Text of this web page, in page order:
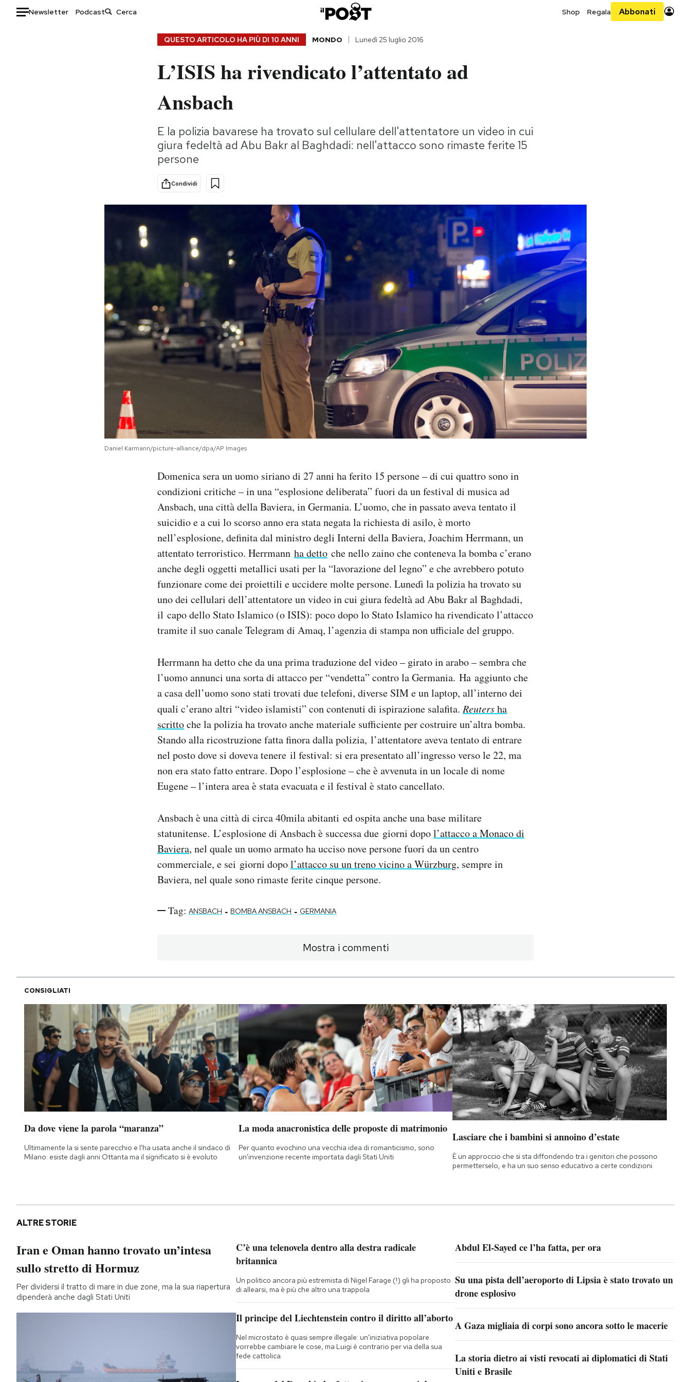
Newsletter Podcast Shop Regala Abbonati
Storie/Idee
Ok Boomer!
Altrecose
Mondiali calcio 2026
QUESTO ARTICOLO HA PIÙ DI 10 ANNI MONDO Lunedì 25 luglio 2016
L’ISIS ha rivendicato l’attentato ad
Ansbach
E la polizia bavarese ha trovato sul cellulare dell'attentatore un video in cui
giura fedeltà ad Abu Bakr al Baghdadi: nell'attacco sono rimaste ferite 15
persone
Condividi
Daniel Karmann/picture-alliance/dpa/AP Images
Domenica sera un uomo siriano di 27 anni ha ferito 15 persone – di cui quattro sono in
condizioni critiche – in una “esplosione deliberata” fuori da un festival di musica ad
Ansbach, una città della Baviera, in Germania. L’uomo, che in passato aveva tentato il
suicidio e a cui lo scorso anno era stata negata la richiesta di asilo, è morto
nell’esplosione, definita dal ministro degli Interni della Baviera, Joachim Herrmann, un
attentato terroristico. Herrmann ha detto che nello zaino che conteneva la bomba c’erano
anche degli oggetti metallici usati per la “lavorazione del legno” e che avrebbero potuto
funzionare come dei proiettili e uccidere molte persone. Lunedì la polizia ha trovato su
uno dei cellulari dell’attentatore un video in cui giura fedeltà ad Abu Bakr al Baghdadi,
il capo dello Stato Islamico (o ISIS): poco dopo lo Stato Islamico ha rivendicato l’attacco
tramite il suo canale Telegram di Amaq, l’agenzia di stampa non ufficiale del gruppo.
Herrmann ha detto che da una prima traduzione del video – girato in arabo – sembra che
l’uomo annunci una sorta di attacco per “vendetta” contro la Germania. Ha aggiunto che
a casa dell’uomo sono stati trovati due telefoni, diverse SIM e un laptop, all’interno dei
quali c’erano altri “video islamisti” con contenuti di ispirazione salafita. Reutersha
scrittoche la polizia ha trovato anche materiale sufficiente per costruire un’altra bomba.
Stando alla ricostruzione fatta finora dalla polizia, l’attentatore aveva tentato di entrare
nel posto dove si doveva tenere il festival: si era presentato all’ingresso verso le 22, ma
non era stato fatto entrare. Dopo l’esplosione – che è avvenuta in un locale di nome
Eugene – l’intera area è stata evacuata e il festival è stato cancellato.
Ansbach è una città di circa 40mila abitanti ed ospita anche una base militare
statunitense. L’esplosione di Ansbach è successa due giorni dopol’attacco a Monaco di
Baviera, nel quale un uomo armato ha ucciso nove persone fuori da un centro
commerciale, e sei giorni dopol’attacco su un treno vicino a Würzburg, sempre in
Baviera, nel quale sono rimaste ferite cinque persone.
Tag: ANSBACH - BOMBA ANSBACH - GERMANIA
Mostra i commenti
CONSIGLIATI
Da dove viene la parola “maranza”
Ultimamente la si sente parecchio e l'ha usata anche il sindaco di
Milano: esiste dagli anni Ottanta ma il significato si è evoluto
La moda anacronistica delle proposte di matrimonio
Per quanto evochino una vecchia idea di romanticismo, sono
un'invenzione recente importata dagli Stati Uniti
Lasciare che i bambini si annoino d’estate
È un approccio che si sta diffondendo tra i genitori che possono
permetterselo, e ha un suo senso educativo a certe condizioni
ALTRE STORIE
Iran e Oman hanno trovato un’intesa
sullo stretto di Hormuz
Per dividersi il tratto di mare in due zone, ma la sua riapertura
dipenderà anche dagli Stati Uniti
C’è una telenovela dentro alla destra radicale
britannica
Un politico ancora più estremista di Nigel Farage (!) gli ha proposto
di allearsi, ma è più che altro una trappola
Il principe del Liechtenstein contro il diritto all’aborto
Nel microstato è quasi sempre illegale: un'iniziativa popolare
vorrebbe cambiare le cose, ma Luigi è contrario per via della sua
fede cattolica
Abdul El-Sayed ce l’ha fatta, per ora
Su una pista dell’aeroporto di Lipsia è stato trovato un
drone esplosivo
A Gaza migliaia di corpi sono ancora sotto le macerie
La storia dietro ai visti revocati ai diplomatici di Stati
Uniti e Brasile